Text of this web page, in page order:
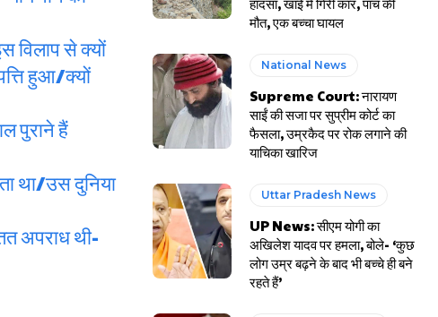
विलाप से क्यों
हुआ/क्यों
पुराने हैं
था/उस दुनिया
अपराध थी-
मौत, एक बच्चा घायल
National News
Supreme Court: नारायण
साईं की सजा पर सुप्रीम कोर्ट का
फैसला, उम्रकैद पर रोक लगाने की
याचिका खारिज
Uttar Pradesh News
UP News: सीएम योगी का
अखिलेश यादव पर हमला, बोले- ‘कुछ
लोग उम्र बढ़ने के बाद भी बच्चे ही बने
रहते हैं’